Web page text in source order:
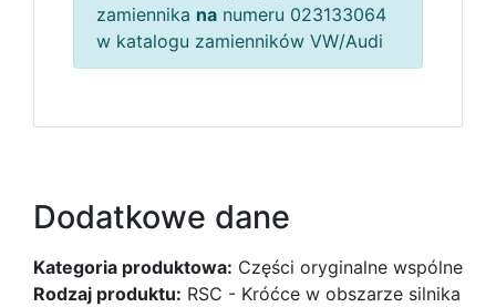
zamiennika na numeru 023133064
w katalogu zamienników VW/Audi
Dodatkowe dane
Kategoria produktowa: Części oryginalne wspólne
Rodzaj produktu: RSC - Króćce w obszarze silnika